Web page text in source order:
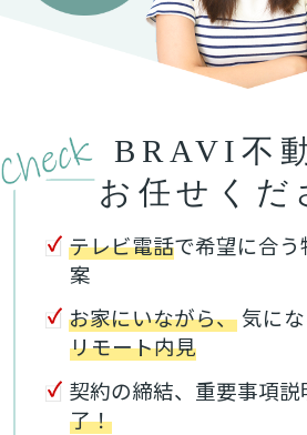
BRAVI不
お任せくだ
テレビ電話で希望に合
案
お家にいながら、気に
リモート内見
契約の締結、重要事項説
了！